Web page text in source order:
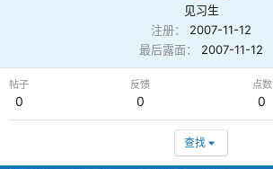
见习生
注册
2007-11-12
最后露面
2007-11-12
帖子
0
反馈
0
点数
0
查找